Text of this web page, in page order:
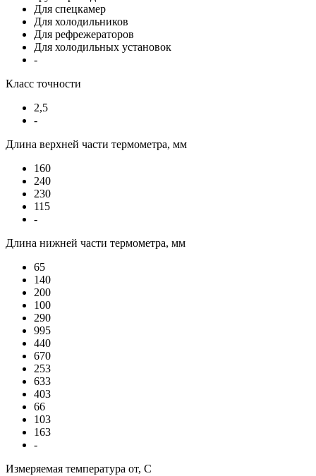
Для спецкамер
Для холодильников
Для рефрежераторов
Для холодильных установок
-
Класс точности
2,5
-
Длина верхней части термометра, мм
160
240
230
115
-
Длина нижней части термометра, мм
65
140
200
100
290
995
440
670
253
633
403
66
103
163
-
Измеряемая температура от, С